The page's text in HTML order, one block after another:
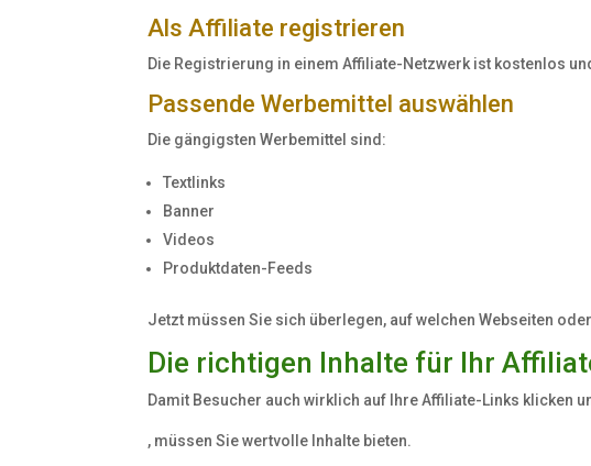
Als Affiliate registrieren
Die Registrierung in einem Affiliate-Netzwerk ist kostenlos
Passende Werbemittel auswählen
Die gängigsten Werbemittel sind:
Textlinks
Banner
Videos
Produktdaten-Feeds
Jetzt müssen Sie sich überlegen, auf welchen Webseiten
Die richtigen Inhalte für Ihr
Damit Besucher auch wirklich auf Ihre Affiliate-Links klicken
But
, müssen Sie wertvolle Inhalte bieten.